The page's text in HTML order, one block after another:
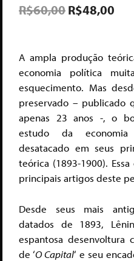
R$60,00R$48,00
A ampla produção
economia política
esquecimento. Mas
preservado – publicado
apenas 23 anos -, o
estudo da
desatacado em seus
teórica (1893-1900).
principais artigos deste
Desde seus mais
datados de 1893,
espantosa desenvoltura
de ‘O Capital‘ e seu